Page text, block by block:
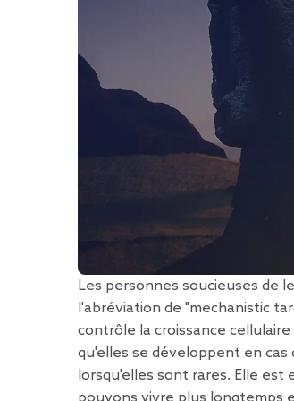
Les personnes soucieuses de
l'abréviation de "mechanistic
contrôle la croissance
qu'elles se développent en
lorsqu'elles sont rares. Elle